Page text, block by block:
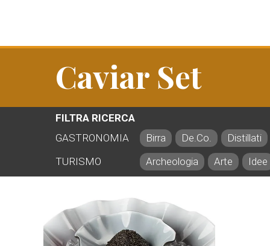
Caviar Set
FILTRA RICERCA
GASTRONOMIA
Birra De.Co.
Distillati
TURISMO
Archeologia Arte Idee